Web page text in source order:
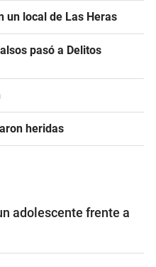
un local de Las Heras
pasó a Delitos
heridas
adolescente frente a